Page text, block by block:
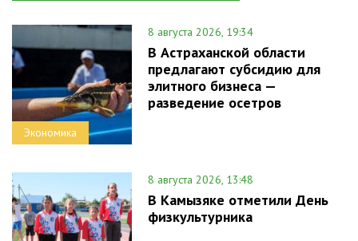
Экономика
8 августа 2026, 19:34
В Астраханской области
предлагают субсидию для
элитного бизнеса —
разведение осетров
8 августа 2026, 13:48
В Камызяке отметили День
физкультурника